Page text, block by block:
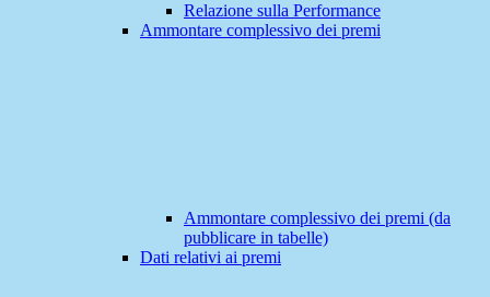
Relazione sulla Performance
Ammontare complessivo dei premi
Ammontare complessivo dei premi (da
pubblicare in tabelle)
Dati relativi ai premi